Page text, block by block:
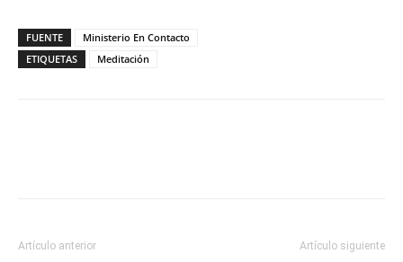
FUENTE
Ministerio En Contacto
ETIQUETAS
Meditación
Artículo anterior Artículo siguiente